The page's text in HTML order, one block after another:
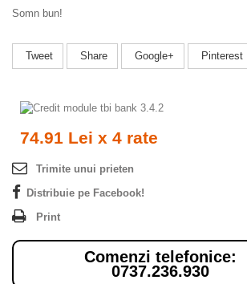
Somn bun!
Tweet Share Google+ Pinterest
74.91 Lei x 4 rate
Trimite unui prieten
Distribuie pe Facebook!
Print
Comenzi telefonice:
0737.236.930